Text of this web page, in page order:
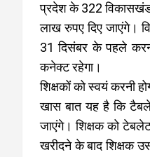
प्रदेश के 322
लाख रुपए दिए जाएंगे।
31 दिसंबर के पहले
कनेक्ट रहेगा।
शिक्षकों को स्वयं करनी
खास बात यह है कि
जाएंगे। शिक्षक को
खरीदने के बाद शिक्षक